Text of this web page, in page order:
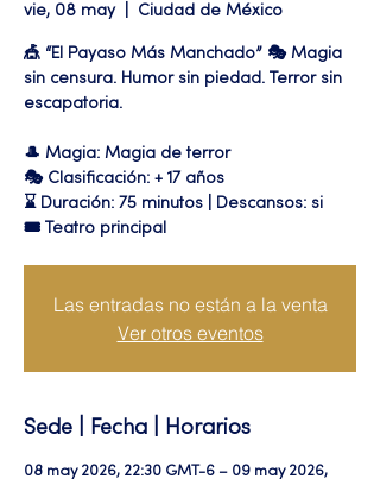
vie, 08 may
  |
Ciudad de México
🎪 “El Payaso Más Manchado” 🎭 Magia
sin censura. Humor sin piedad. Terror sin
escapatoria.
🎩 Magia: Magia de terror
🎭 Clasificación: + 17 años
⌛ Duración: 75 minutos | Descansos: si
🎟 Teatro principal
Las entradas no están a la venta
Ver otros eventos
Sede | Fecha | Horarios
08 may 2026, 22:30 GMT-6 – 09 may 2026,